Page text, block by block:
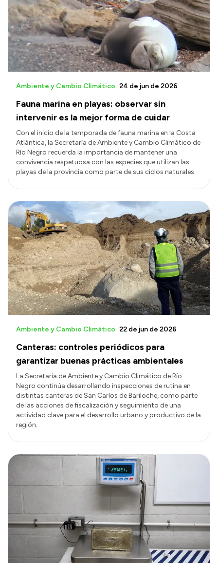
Fauna marina en playas: observar sin
intervenir es la mejor forma de cuidar
Ambiente y Cambio Climático 24 de jun de 2026
Con el inicio de la temporada de fauna marina en la Costa
Atlántica, la Secretaría de Ambiente y Cambio Climático de
Río Negro recuerda la importancia de mantener una
convivencia respetuosa con las especies que utilizan las
playas de la provincia como parte de sus ciclos naturales.
Canteras: controles periódicos para
garantizar buenas prácticas ambientales
Ambiente y Cambio Climático 22 de jun de 2026
La Secretaría de Ambiente y Cambio Climático de Río
Negro continúa desarrollando inspecciones de rutina en
distintas canteras de San Carlos de Bariloche, como parte
de las acciones de fiscalización y seguimiento de una
actividad clave para el desarrollo urbano y productivo de la
región.